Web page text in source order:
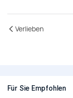
Verlieben
Für Sie Empfohlen